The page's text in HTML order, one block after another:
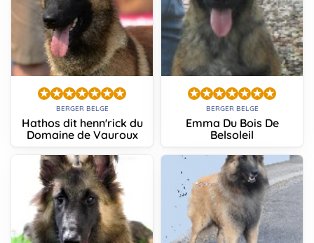
BERGER BELGE
Hathos dit henn'rick du
Domaine de Vauroux
BERGER BELGE
Emma Du Bois De
Belsoleil